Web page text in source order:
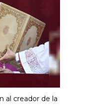
al creador de la